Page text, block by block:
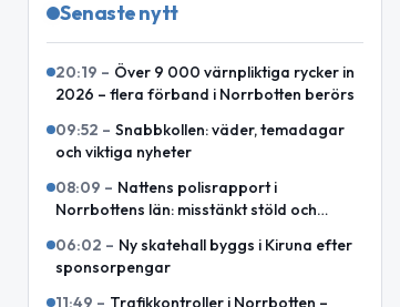
Senaste nytt
20:19 – Över 9 000 värnpliktiga rycker in
2026 – flera förband i Norrbotten berörs
09:52 – Snabbkollen: väder, temadagar
och viktiga nyheter
08:09 – Nattens polisrapport i
Norrbottens län: misstänkt stöld och
06:02 – Ny skatehall byggs i Kiruna efter
sponsorpengar
11:49 – Trafikkontroller i Norrbotten –